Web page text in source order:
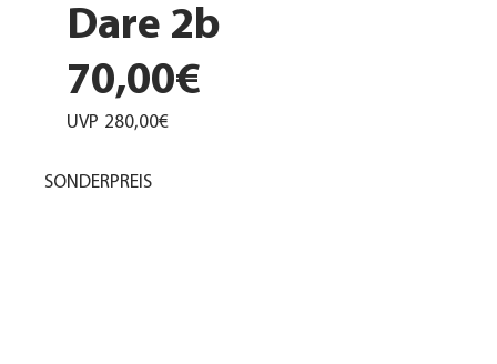
Dare 2b
70,00€
UVP 280,00€
SONDERPREIS